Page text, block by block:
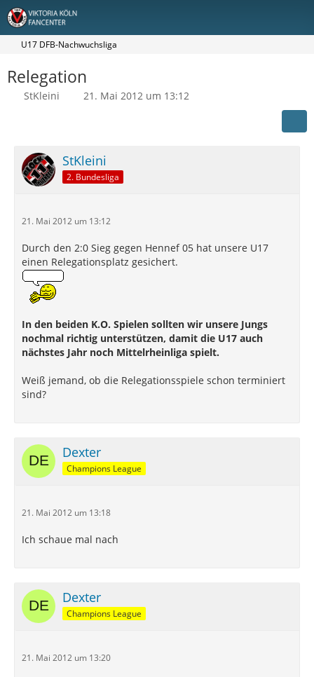
U17 DFB-Nachwuchsliga
Relegation
StKleini 21. Mai 2012 um 13:12
StKleini
2. Bundesliga
21. Mai 2012 um 13:12
Durch den 2:0 Sieg gegen Hennef 05 hat unsere U17
einen Relegationsplatz gesichert.
In den beiden K.O. Spielen sollten wir unsere Jungs
nochmal richtig unterstützen, damit die U17 auch
nächstes Jahr noch Mittelrheinliga spielt.
Weiß jemand, ob die Relegationsspiele schon terminiert
sind?
Dexter
Champions League
21. Mai 2012 um 13:18
Ich schaue mal nach
Dexter
Champions League
21. Mai 2012 um 13:20